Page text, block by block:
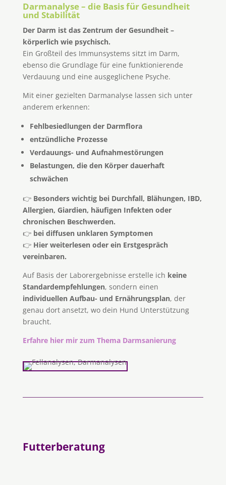
Darmanalyse – die Basis für Gesundheit
und Stabilität
Der Darm ist das Zentrum der Gesundheit –
körperlich wie psychisch.
Ein Großteil des Immunsystems sitzt im Darm,
ebenso die Grundlage für eine funktionierende
Verdauung und eine ausgeglichene Psyche.
Mit einer gezielten Darmanalyse lassen sich unter
anderem erkennen:
Fehlbesiedlungen der Darmflora
entzündliche Prozesse
Verdauungs- und Aufnahmestörungen
Belastungen, die den Körper dauerhaft
schwächen
👉 Besonders wichtig bei Durchfall, Blähungen, IBD,
Allergien, Giardien, häufigen Infekten oder
chronischen Beschwerden.
👉 bei diffusen unklaren Symptomen
👉 Hier weiterlesen oder ein Erstgespräch
vereinbaren.
Auf Basis der Laborergebnisse erstelle ich keine
Standardempfehlungen, sondern einen
individuellen Aufbau- und Ernährungsplan, der
genau dort ansetzt, wo dein Hund Unterstützung
braucht.
Erfahre hier mir zum Thema Darmsanierung
Futterberatung